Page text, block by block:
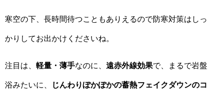
寒空の下、長時間待つこともありえるので防寒対策はしっ
かりしてお出かけくださいね。
注目は、 軽量・薄手なのに、 遠赤外線効果で、まるで岩盤
浴みたいに、 じんわりぽかぽかの蓄熱フェイクダウンのコ